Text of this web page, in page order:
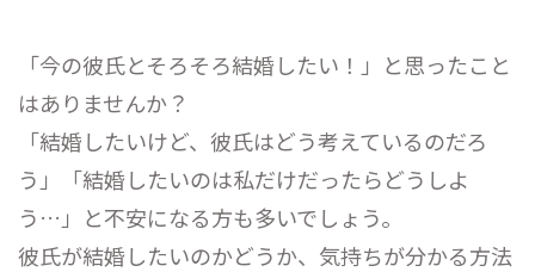
「今の彼氏とそろそろ結婚したい！」と思ったこと
はありませんか？
「結婚したいけど、彼氏はどう考えているのだろ
う」「結婚したいのは私だけだったらどうしよ
う…」と不安になる方も多いでしょう。
彼氏が結婚したいのかどうか、気持ちが分かる方法